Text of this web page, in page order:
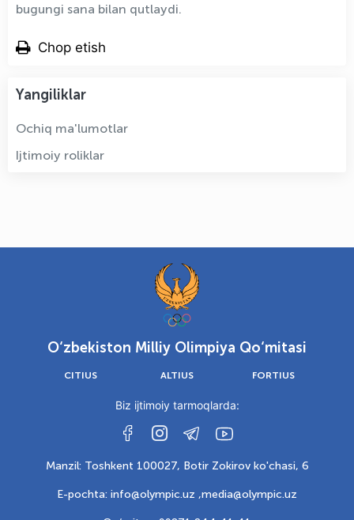
bugungi sana bilan qutlaydi.
Chop etish
Yangiliklar
Ochiq ma'lumotlar
Ijtimoiy roliklar
O‘zbekiston Milliy Olimpiya Qo‘mitasi
CITIUS ALTIUS FORTIUS
Biz ijtimoiy tarmoqlarda:
Manzil: Toshkent 100027, Botir Zokirov ko'chasi, 6
E-pochta: info@olympic.uz ,media@olympic.uz